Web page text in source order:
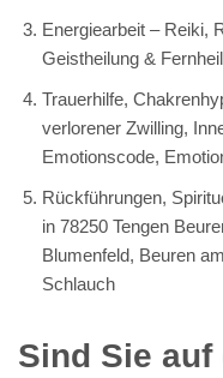
Energiearbeit – Reiki,
Geistheilung &
Trauerhilfe,
verlorener Zwilling,
Emotionscode,
Rückführungen,
in 78250 Tengen
Blumenfeld, Beuren
Schlauch
Sind Sie